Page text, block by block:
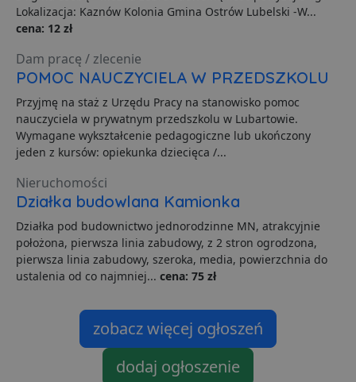
Lokalizacja: Kaznów Kolonia Gmina Ostrów Lubelski -W...
cena: 12 zł
Dam pracę / zlecenie
POMOC NAUCZYCIELA W PRZEDSZKOLU
Przyjmę na staż z Urzędu Pracy na stanowisko pomoc
nauczyciela w prywatnym przedszkolu w Lubartowie.
Wymagane wykształcenie pedagogiczne lub ukończony
jeden z kursów: opiekunka dziecięca /...
Nieruchomości
Działka budowlana Kamionka
Działka pod budownictwo jednorodzinne MN, atrakcyjnie
położona, pierwsza linia zabudowy, z 2 stron ogrodzona,
pierwsza linia zabudowy, szeroka, media, powierzchnia do
ustalenia od co najmniej... cena: 75 zł
zobacz więcej ogłoszeń
dodaj ogłoszenie
Funkcjonalność
Niezbędne pliki cookie umożliwiają korzystanie z
podstawowych funkcji strony internetowej, takich jak
logowanie użytkownika i zarządzanie kontem. Bez
niezbędnych plików cookie nie można prawidłowo
korzystać ze strony internetowej.
Dostawca
ban0 .lubartow24.pl
CookieScriptConsent
CookieScript
lubartow24.pl
1 miesiąc